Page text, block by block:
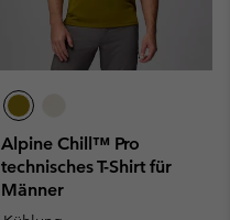
Alpine Chill™ Pro
technisches T-Shirt für
Männer